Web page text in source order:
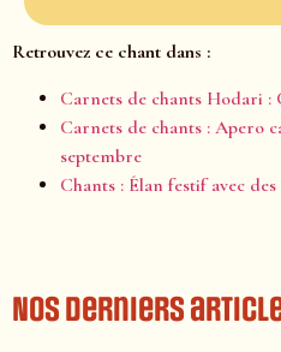
Retrouvez ce chant dans :
Carnets de chants Hodari :
Carnets de chants : Apero
septembre
Chants : Élan festif avec
Nos derniers